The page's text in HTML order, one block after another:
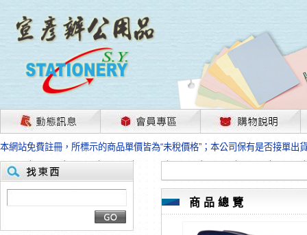
茲因國際情勢變化石油及塑化原物料波動漲幅甚大，部份上游供應商已採取
本網站免費註冊，所標示的商品單價皆為“未稅價格”；本公司保有是否接單出
HP、EPSON、CANON原廠耗材價格浮動，下單前請先跟客服人員確認最新
本網站免費註冊，所標示的商品單價皆為“未稅價格”；本公司保有是否接單出
匯款客戶請注意！因商品繁複來不及發現短缺，遂待客服人員跟您確認訂單
本網站免費註冊，所標示的商品單價皆為“未稅價格”；本公司保有是否接單出
茲因國際情勢變化石油及塑化原物料波動漲幅甚大，部份上游供應商已採取
本網站免費註冊，所標示的商品單價皆為“未稅價格”；本公司保有是否接單出
商品總覽